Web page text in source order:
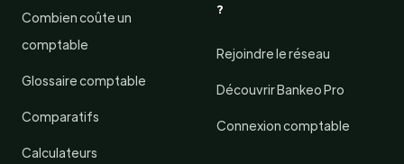
Combien coûte un
comptable
Glossaire comptable
Comparatifs
Calculateurs
?
Rejoindre le réseau
Découvrir Bankeo Pro
Connexion comptable